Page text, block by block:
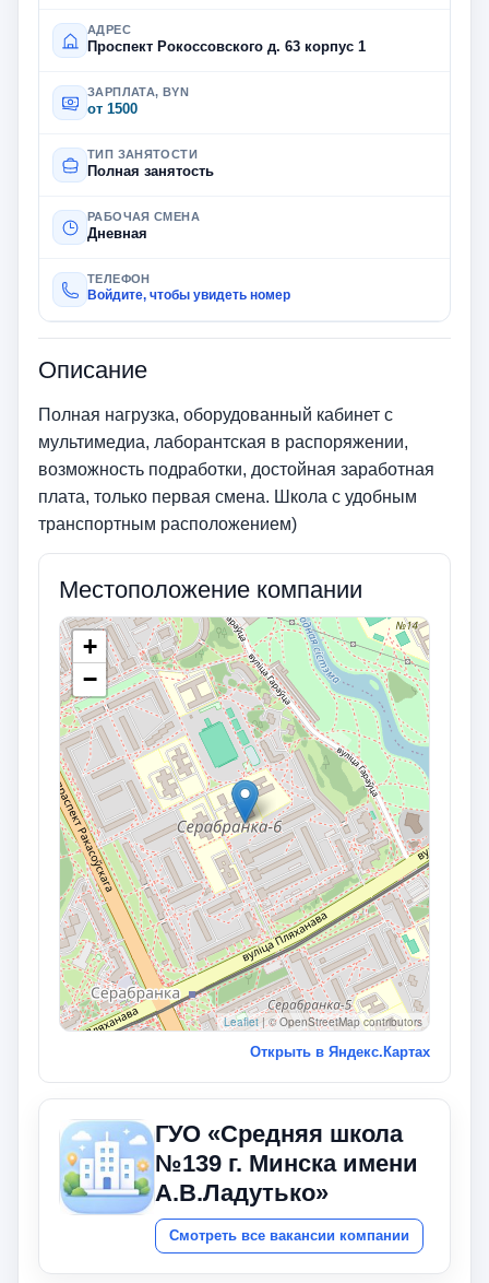
АДРЕС
Проспект Рокоссовского д. 63 корпус 1
ЗАРПЛАТА, BYN
от 1500
ТИП ЗАНЯТОСТИ
Полная занятость
РАБОЧАЯ СМЕНА
Дневная
ТЕЛЕФОН
Войдите, чтобы увидеть номер
Описание
Полная нагрузка, оборудованный кабинет с
мультимедиа, лаборантская в распоряжении,
возможность подработки, достойная заработная
плата, только первая смена. Школа с удобным
транспортным расположением)
Местоположение компании
+
−
Leaflet |© OpenStreetMap contributors
Открыть в Яндекс.Картах
ГУО «Средняя школа
№139 г. Минска имени
А.В.Ладутько»
Смотреть все вакансии компании